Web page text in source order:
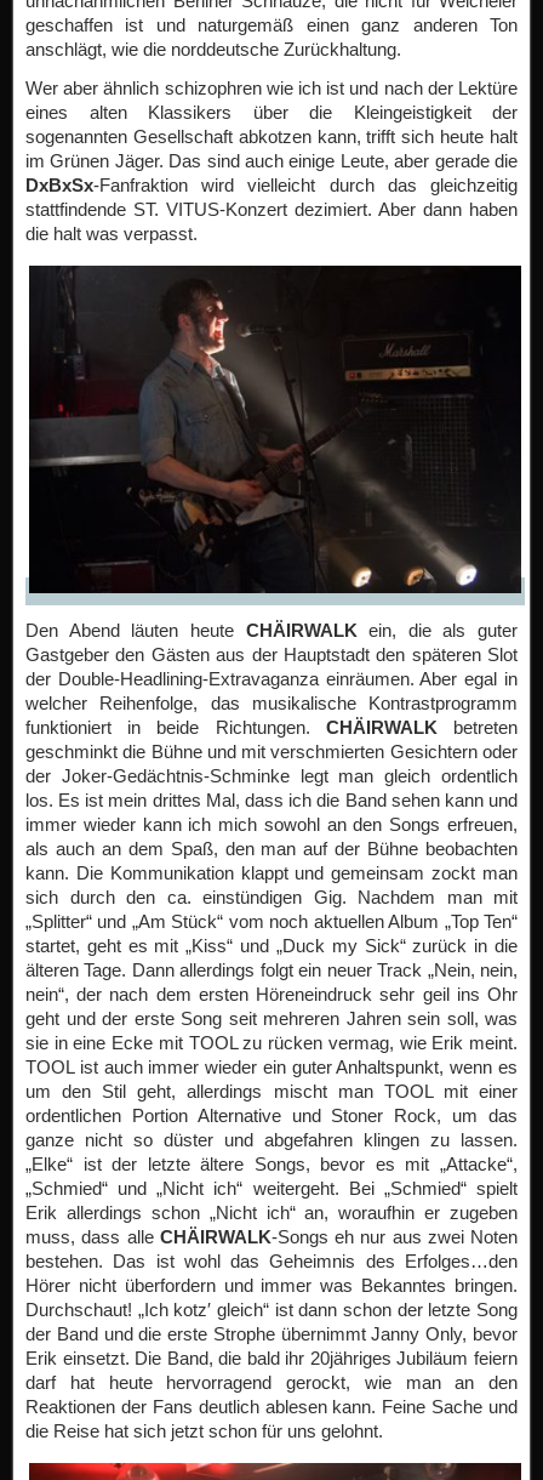
geschaffen ist und naturgemäß einen ganz anderen Ton
anschlägt, wie die norddeutsche Zurückhaltung.
Wer aber ähnlich schizophren wie ich ist und nach der Lektüre
eines alten Klassikers über die Kleingeistigkeit der
sogenannten Gesellschaft abkotzen kann, trifft sich heute halt
im Grünen Jäger. Das sind auch einige Leute, aber gerade die
DxBxSx-Fanfraktion wird vielleicht durch das gleichzeitig
stattfindende ST. VITUS-Konzert dezimiert. Aber dann haben
die halt was verpasst.
Den Abend läuten heute CHÄIRWALK ein, die als guter
Gastgeber den Gästen aus der Hauptstadt den späteren Slot
der Double-Headlining-Extravaganza einräumen. Aber egal in
welcher Reihenfolge, das musikalische Kontrastprogramm
funktioniert in beide Richtungen. CHÄIRWALK betreten
geschminkt die Bühne und mit verschmierten Gesichtern oder
der Joker-Gedächtnis-Schminke legt man gleich ordentlich
los. Es ist mein drittes Mal, dass ich die Band sehen kann und
immer wieder kann ich mich sowohl an den Songs erfreuen,
als auch an dem Spaß, den man auf der Bühne beobachten
kann. Die Kommunikation klappt und gemeinsam zockt man
sich durch den ca. einstündigen Gig. Nachdem man mit
„Splitter“ und „Am Stück“ vom noch aktuellen Album „Top Ten“
startet, geht es mit „Kiss“ und „Duck my Sick“ zurück in die
älteren Tage. Dann allerdings folgt ein neuer Track „Nein, nein,
nein“, der nach dem ersten Höreneindruck sehr geil ins Ohr
geht und der erste Song seit mehreren Jahren sein soll, was
sie in eine Ecke mit TOOL zu rücken vermag, wie Erik meint.
TOOL ist auch immer wieder ein guter Anhaltspunkt, wenn es
um den Stil geht, allerdings mischt man TOOL mit einer
ordentlichen Portion Alternative und Stoner Rock, um das
ganze nicht so düster und abgefahren klingen zu lassen.
„Elke“ ist der letzte ältere Songs, bevor es mit „Attacke“,
„Schmied“ und „Nicht ich“ weitergeht. Bei „Schmied“ spielt
Erik allerdings schon „Nicht ich“ an, woraufhin er zugeben
muss, dass alle CHÄIRWALK-Songs eh nur aus zwei Noten
bestehen. Das ist wohl das Geheimnis des Erfolges…den
Hörer nicht überfordern und immer was Bekanntes bringen.
Durchschaut! „Ich kotz′ gleich“ ist dann schon der letzte Song
der Band und die erste Strophe übernimmt Janny Only, bevor
Erik einsetzt. Die Band, die bald ihr 20jähriges Jubiläum feiern
darf hat heute hervorragend gerockt, wie man an den
Reaktionen der Fans deutlich ablesen kann. Feine Sache und
die Reise hat sich jetzt schon für uns gelohnt.